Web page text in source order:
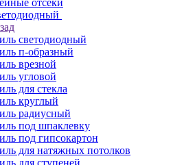
отсеки
светодиодный
п-образный
врезной
угловой
для стекла
круглый
радиусный
под шпаклевку
под гипсокартон
для натяжных потолков
для ступеней